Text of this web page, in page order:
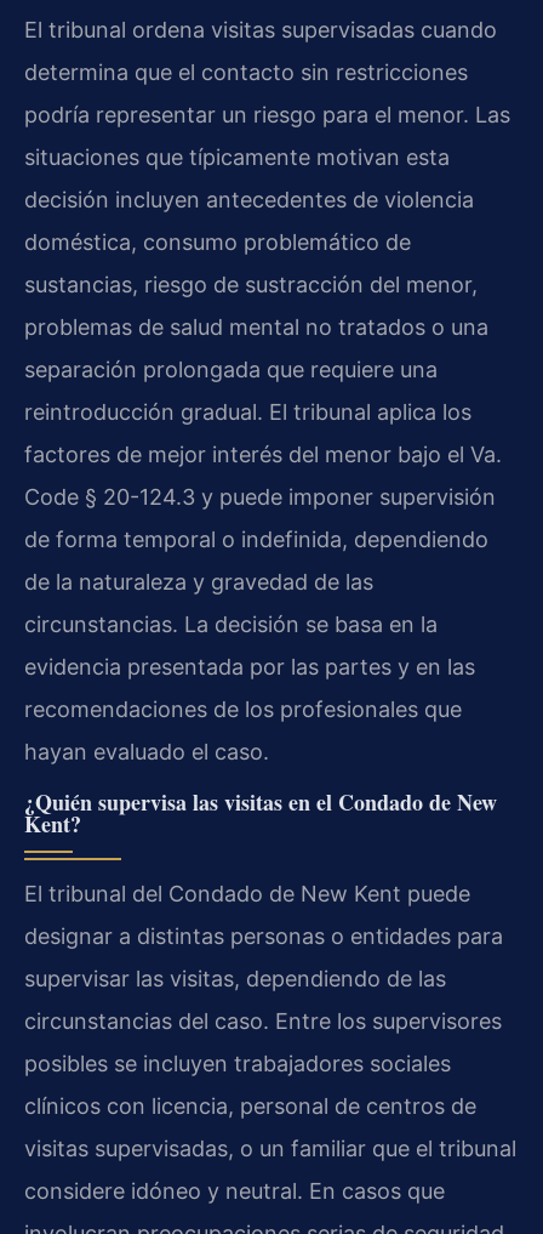
El tribunal ordena visitas supervisadas cuando
determina que el contacto sin restricciones
podría representar un riesgo para el menor. Las
situaciones que típicamente motivan esta
decisión incluyen antecedentes de violencia
doméstica, consumo problemático de
sustancias, riesgo de sustracción del menor,
problemas de salud mental no tratados o una
separación prolongada que requiere una
reintroducción gradual. El tribunal aplica los
factores de mejor interés del menor bajo el Va.
Code § 20-124.3 y puede imponer supervisión
de forma temporal o indefinida, dependiendo
de la naturaleza y gravedad de las
circunstancias. La decisión se basa en la
evidencia presentada por las partes y en las
recomendaciones de los profesionales que
hayan evaluado el caso.
¿Quién supervisa las visitas en el Condado de New
Kent?
El tribunal del Condado de New Kent puede
designar a distintas personas o entidades para
supervisar las visitas, dependiendo de las
circunstancias del caso. Entre los supervisores
posibles se incluyen trabajadores sociales
clínicos con licencia, personal de centros de
visitas supervisadas, o un familiar que el tribunal
considere idóneo y neutral. En casos que